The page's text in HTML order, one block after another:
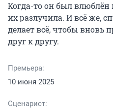
Когда-то он был влюблён
их разлучила. И всё же,
делает всё, чтобы вновь
друг к другу.
Премьера:
10 июня 2025
Сценарист: